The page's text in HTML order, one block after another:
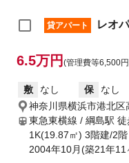
貸アパート レオ
6.5万円 (管理費等6,500
敷 なし 保 なし
神奈川県横浜市港北区
東急東横線 / 綱島駅 徒
1K(19.87㎡) 3階建/2階
2004年10月(築21年11